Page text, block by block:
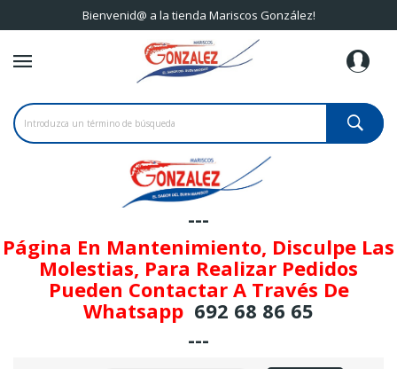
Bienvenid@ a la tienda Mariscos González!
---
Página En Mantenimiento, Disculpe Las
Molestias, Para Realizar Pedidos
Pueden Contactar A Través De
Whatsapp 692 68 86 65
---